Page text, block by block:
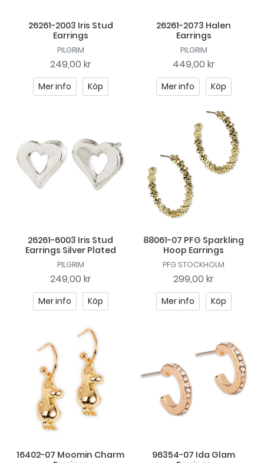
26261-2003 Iris Stud
Earrings
PILGRIM
249,00 kr
Mer info Köp
26261-2073 Halen
Earrings
PILGRIM
449,00 kr
Mer info Köp
26261-6003 Iris Stud
Earrings Silver Plated
PILGRIM
249,00 kr
Mer info Köp
88061-07 PFG Sparkling
Hoop Earrings
PFG STOCKHOLM
299,00 kr
Mer info Köp
16402-07 Moomin Charm
96354-07 Ida Glam